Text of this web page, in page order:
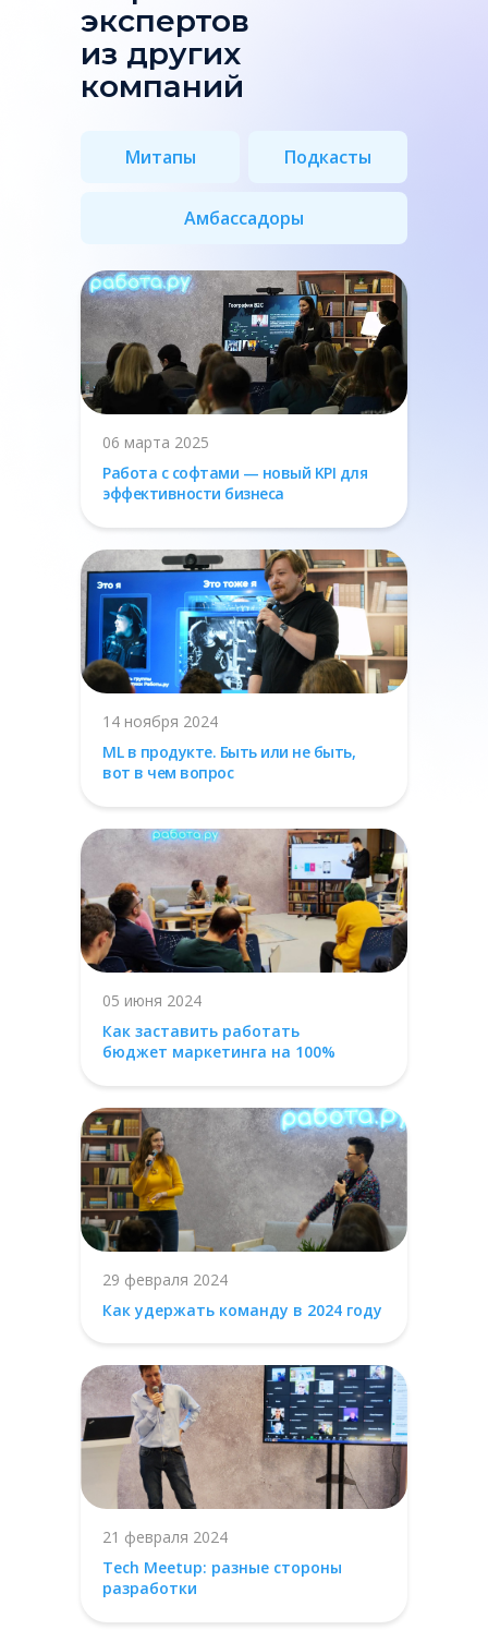
экспертов
из других
компаний
Митапы Подкасты
Амбассадоры
05 июня 2024
Как заставить работать
бюджет маркетинга на 100%
29 февраля 2024
Как удержать команду в 2024 году
21 февраля 2024
Tech Meetup: разные стороны
разработки
14 ноября 2024
ML в продукте. Быть или не быть,
вот в чем вопрос
06 марта 2025
Работа с софтами — новый KPI для
эффективности бизнеса